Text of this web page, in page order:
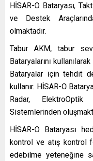
HİSAR-O Bataryası,
ve Destek
olmaktadır.
Tabur AKM, tabur
Bataryalarını
Bataryalar için tehdit
kullanır. HİSAR-O
Radar,
Sistemlerinden
HİSAR-O Bataryası
kontrol ve atış kontrol
edebilme yeteneğine